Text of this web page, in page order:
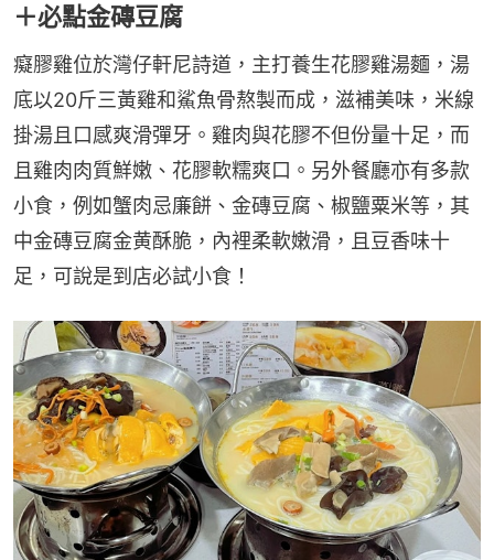
＋必點金磚豆腐
癡膠雞位於灣仔軒尼詩道，主打養生花膠雞湯麵，湯
底以20斤三黃雞和鯊魚骨熬製而成，滋補美味，米線
掛湯且口感爽滑彈牙。雞肉與花膠不但份量十足，而
且雞肉肉質鮮嫩、花膠軟糯爽口。另外餐廳亦有多款
小食，例如蟹肉忌廉餅、金磚豆腐、椒鹽粟米等，其
中金磚豆腐金黄酥脆，內裡柔軟嫩滑，且豆香味十
足，可說是到店必試小食！